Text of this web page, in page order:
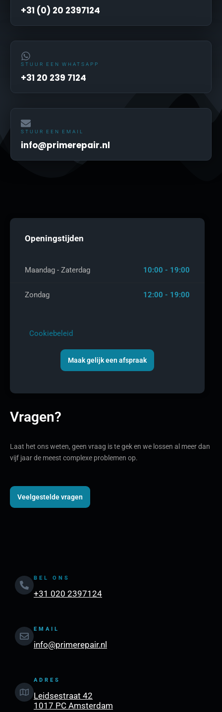
+31 (0) 20 2397124
STUUR EEN WHATSAPP
+31 20 239 7124
STUUR EEN EMAIL
info@primerepair.nl
Openingstijden
Maandag - Zaterdag 10:00 - 19:00
Zondag 12:00 - 19:00
Cookiebeleid
Maak gelijk een afspraak
Vragen?
Laat het ons weten, geen vraag is te gek en we lossen al meer dan
vijf jaar de meest complexe problemen op.
Veelgestelde vragen
BEL ONS
+31 020 2397124
EMAIL
info@primerepair.nl
ADRES
Leidsestraat 42
1017 PC Amsterdam